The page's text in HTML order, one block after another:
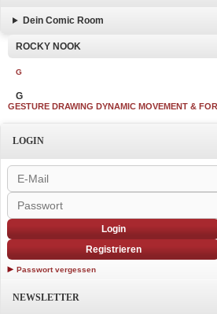
Dein Comic Room
ROCKY NOOK
G
G
GESTURE DRAWING DYNAMIC MOVEMENT &
LOGIN
Login
Registrieren
Passwort vergessen
NEWSLETTER